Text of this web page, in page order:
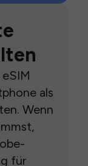
als
Wenn
für